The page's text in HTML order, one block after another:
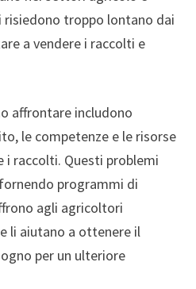
troppo lontano dai
a vendere i raccolti e
affrontare includono
le competenze e le risorse
i raccolti. Questi problemi
programmi di
agli agricoltori
li aiutano a ottenere il
per un ulteriore